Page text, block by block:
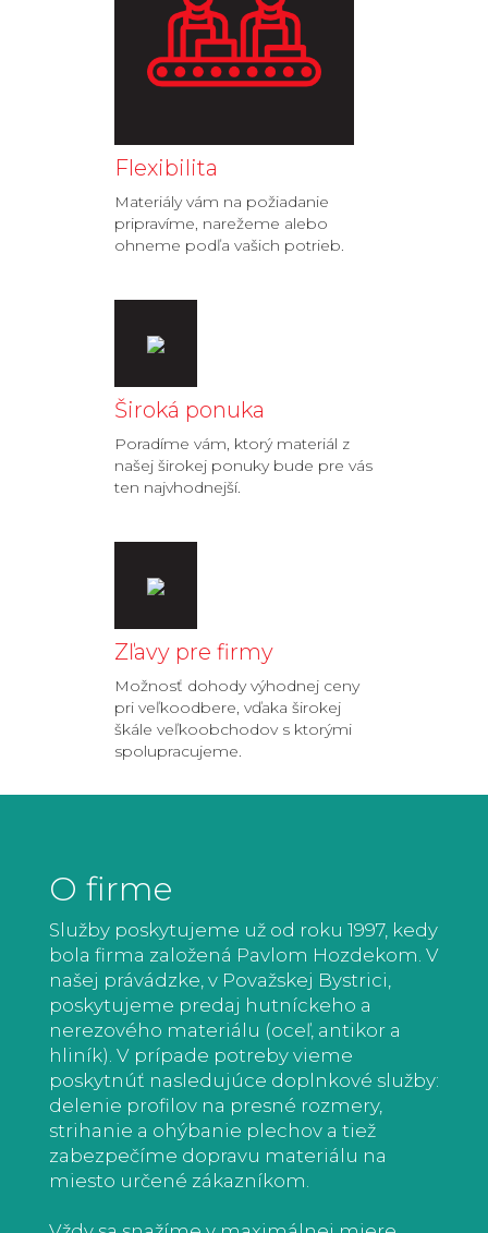
Flexibilita
Materiály vám na požiadanie
pripravíme, narežeme alebo
ohneme podľa vašich potrieb.
Široká ponuka
Poradíme vám, ktorý materiál z
našej širokej ponuky bude pre vás
ten najvhodnejší.
Zľavy pre firmy
Možnosť dohody výhodnej ceny
pri veľkoodbere, vďaka širokej
škále veľkoobchodov s ktorými
spolupracujeme.
O firme
Služby poskytujeme už od roku 1997, kedy
bola firma založená Pavlom Hozdekom. V
našej právádzke, v Považskej Bystrici,
poskytujeme predaj hutníckeho a
nerezového materiálu (oceľ, antikor a
hliník). V prípade potreby vieme
poskytnúť nasledujúce doplnkové služby:
delenie profilov na presné rozmery,
strihanie a ohýbanie plechov a tiež
zabezpečíme dopravu materiálu na
miesto určené zákazníkom.